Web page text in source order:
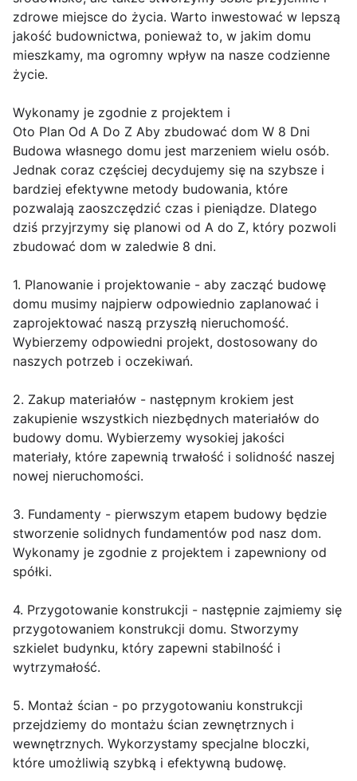
zdrowe miejsce do życia. Warto inwestować w lepszą
jakość budownictwa, ponieważ to, w jakim domu
mieszkamy, ma ogromny wpływ na nasze codzienne
życie.
Wykonamy je zgodnie z projektem i
Oto Plan Od A Do Z Aby zbudować dom W 8 Dni
Budowa własnego domu jest marzeniem wielu osób.
Jednak coraz częściej decydujemy się na szybsze i
bardziej efektywne metody budowania, które
pozwalają zaoszczędzić czas i pieniądze. Dlatego
dziś przyjrzymy się planowi od A do Z, który pozwoli
zbudować dom w zaledwie 8 dni.
1. Planowanie i projektowanie - aby zacząć budowę
domu musimy najpierw odpowiednio zaplanować i
zaprojektować naszą przyszłą nieruchomość.
Wybierzemy odpowiedni projekt, dostosowany do
naszych potrzeb i oczekiwań.
2. Zakup materiałów - następnym krokiem jest
zakupienie wszystkich niezbędnych materiałów do
budowy domu. Wybierzemy wysokiej jakości
materiały, które zapewnią trwałość i solidność naszej
nowej nieruchomości.
3. Fundamenty - pierwszym etapem budowy będzie
stworzenie solidnych fundamentów pod nasz dom.
Wykonamy je zgodnie z projektem i zapewniony od
spółki.
4. Przygotowanie konstrukcji - następnie zajmiemy się
przygotowaniem konstrukcji domu. Stworzymy
szkielet budynku, który zapewni stabilność i
wytrzymałość.
5. Montaż ścian - po przygotowaniu konstrukcji
przejdziemy do montażu ścian zewnętrznych i
wewnętrznych. Wykorzystamy specjalne bloczki,
które umożliwią szybką i efektywną budowę.